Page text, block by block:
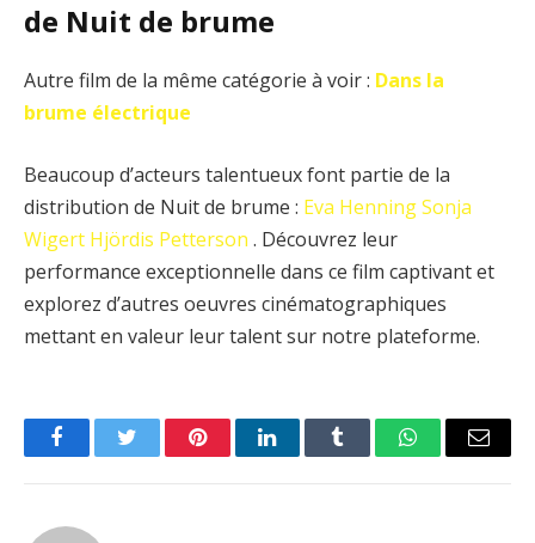
de Nuit de brume
Autre film de la même catégorie à voir : Dans la
brume électrique
Beaucoup d’acteurs talentueux font partie de la
distribution de Nuit de brume : Eva HenningSonja
Wigert Hjördis Petterson . Découvrez leur
performance exceptionnelle dans ce film captivant et
explorez d’autres oeuvres cinématographiques
mettant en valeur leur talent sur notre plateforme.
FacebookTwitter PinterestLinkedInTumblr WhatsAppEmail